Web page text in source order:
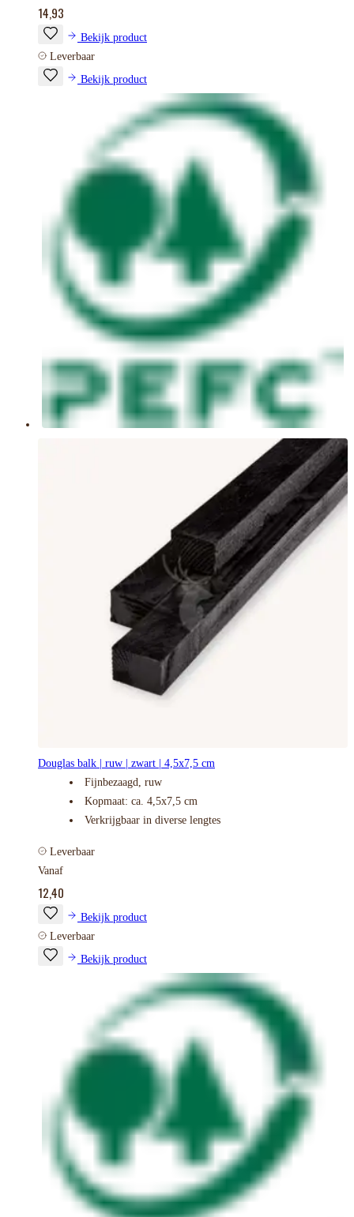
14,93
Bekijk product
Leverbaar
Bekijk product
Douglas balk | ruw | zwart | 4,5x7,5 cm
Fijnbezaagd, ruw
Kopmaat: ca. 4,5x7,5 cm
Verkrijgbaar in diverse lengtes
Leverbaar
Vanaf
12,40
Bekijk product
Leverbaar
Bekijk product